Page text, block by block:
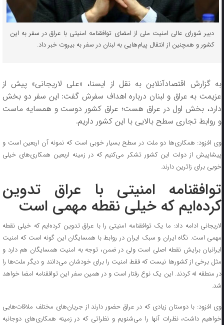
دبیر شورای عالی امنیت ملی از امضای توافقنامه امنیتی با عراق در سفر به این
کشور و همچنین از انتقال پیام‌هایی به لبنان در سفر به بیروت خبر داد.
به گزارش اقتصادآنلاین به نقل از ایسنا، «علی لاریجانی» پیش از
عزیمت به عراق و لبنان درباره اهداف سفرش گفت: این سفر دو بخش
دارد، بخش اول در عراق هست؛ عراق کشور دوست و همسایه ماست
و روابط تجاری سطح بالایی با این کشور داریم.
وی افزود: همکاری‌ها دو ملت در سطح بسیار خوبی است که نمونه آن اربعین است و
پیشاپیش از دولت این کشور تشکر می‌کنیم که در زمینه اربعین همکاری‌های خیلی
خوبی برای زائرین دارند.
توافقنامه امنیتی با عراق تدوین
کرده‌ایم که خیلی نقطه مهمی است
لاریجانی ادامه داد: ما یک توافقنامه امنیتی را با عراق تدوین کرده‌ایم که خیلی نقطه
مهمی است. نگاه ایران و سبک ایران در روابط با همسایگان این گونه است که امنیت
ایرانیان برایش نقطه اصلی است ولی در ضمن، توجه به امنیت همسایگان هم دارد و
مثل برخی از کشور‌ها نیست که فقط امنیت را برای خودشان می‌دانند و دیگر ملت‌ها را
در منطقه له کردند. این یک نوع رفتار است و در همین سفر این توافقنامه امضا خواهد
شد.
وی افزود: با دوستان زیادی که در عراق حضور دارند از جریان‌های مختلف ملاقات‌هایی
خواهیم داشت، نظرات آنها را می‌شنویم و نظراتی که در زمینه همکاری‌های دوجانبه